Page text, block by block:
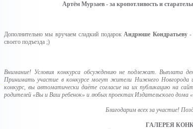
Артём Мурзаев - за кропотливость и
Дополнительно мы вручаем сладкий подарокАндрюше Кондратьеву-
своего подъезда ;)
Внимание! Условия конкурса обсуждению не подлежат. Выплата
Принимать участие в конкурсе могут жители Нижнего
конкурс, вы автоматически даёте согласие на их публикацию на
родителей «Вы и Ваш ребенок» и любых проектах Издательского дома
Благодарим всех за участие!
ГАЛЕРЕЯ